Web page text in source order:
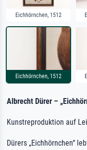
Eichhörnchen, 1512
Eichhörnchen, 1512
Albrecht Dürer –
Kunstreproduktion auf
Dürers „Eichhörnchen“